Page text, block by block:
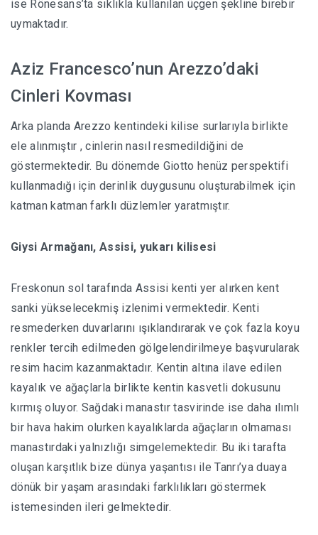
ise Rönesans’ta sıklıkla kullanılan üçgen şekline birebir
uymaktadır.
Aziz Francesco’nun Arezzo’daki
Cinleri Kovması
Arka planda Arezzo kentindeki kilise surlarıyla birlikte
ele alınmıştır , cinlerin nasıl resmedildiğini de
göstermektedir. Bu dönemde Giotto henüz perspektifi
kullanmadığı için derinlik duygusunu oluşturabilmek için
katman katman farklı düzlemler yaratmıştır.
Giysi Armağanı, Assisi, yukarı kilisesi
Freskonun sol tarafında Assisi kenti yer alırken kent
sanki yükselecekmiş izlenimi vermektedir. Kenti
resmederken duvarlarını ışıklandırarak ve çok fazla koyu
renkler tercih edilmeden gölgelendirilmeye başvurularak
resim hacim kazanmaktadır. Kentin altına ilave edilen
kayalık ve ağaçlarla birlikte kentin kasvetli dokusunu
kırmış oluyor. Sağdaki manastır tasvirinde ise daha ılımlı
bir hava hakim olurken kayalıklarda ağaçların olmaması
manastırdaki yalnızlığı simgelemektedir. Bu iki tarafta
oluşan karşıtlık bize dünya yaşantısı ile Tanrı’ya duaya
dönük bir yaşam arasındaki farklılıkları göstermek
istemesinden ileri gelmektedir.